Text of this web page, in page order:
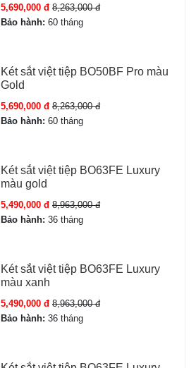
5,690,000 đ 8,263,000 đ
Bảo hành: 60 tháng
Két sắt việt tiệp BO50BF Pro màu
Gold
5,690,000 đ 8,263,000 đ
Bảo hành: 60 tháng
Két sắt việt tiệp BO63FE Luxury
màu gold
5,490,000 đ 8,963,000 đ
Bảo hành: 36 tháng
Két sắt việt tiệp BO63FE Luxury
màu xanh
5,490,000 đ 8,963,000 đ
Bảo hành: 36 tháng